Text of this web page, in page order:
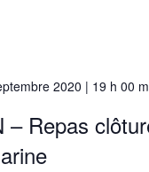
2020 | 19 h 00
– Repas